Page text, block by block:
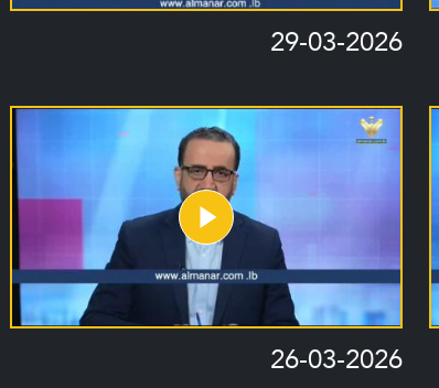
29-03-2026
26-03-2026